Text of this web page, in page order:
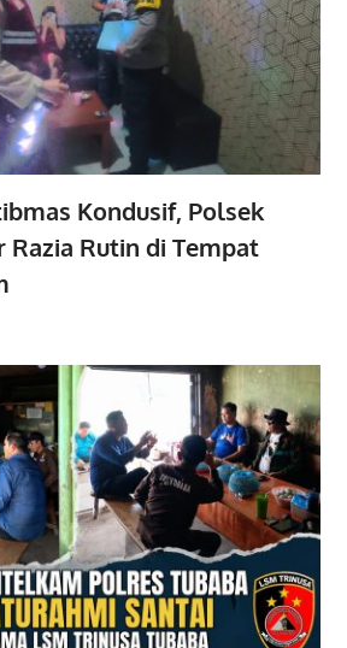
Kondusif, Polsek
Razia Rutin di Tempat